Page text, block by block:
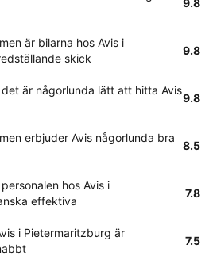
9.8
är bilarna hos Avis i
skick
9.8
är någorlunda lätt att hitta Avis
9.8
erbjuder Avis någorlunda bra
8.5
hos Avis i
effektiva
7.8
i Pietermaritzburg är
7.5